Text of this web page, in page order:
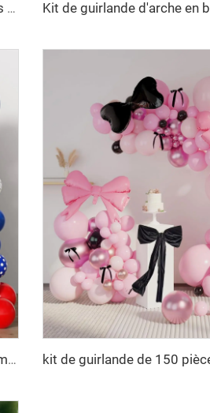
Kit d'arche de ballons violet poussière, ballons métallisés violets champagne dorés pour décoration d'anniversaire, mariage, fête
kit de guirlande de 152 pièces ballons avec empreintes de pattes et os de chien en aluminium pour baby shower